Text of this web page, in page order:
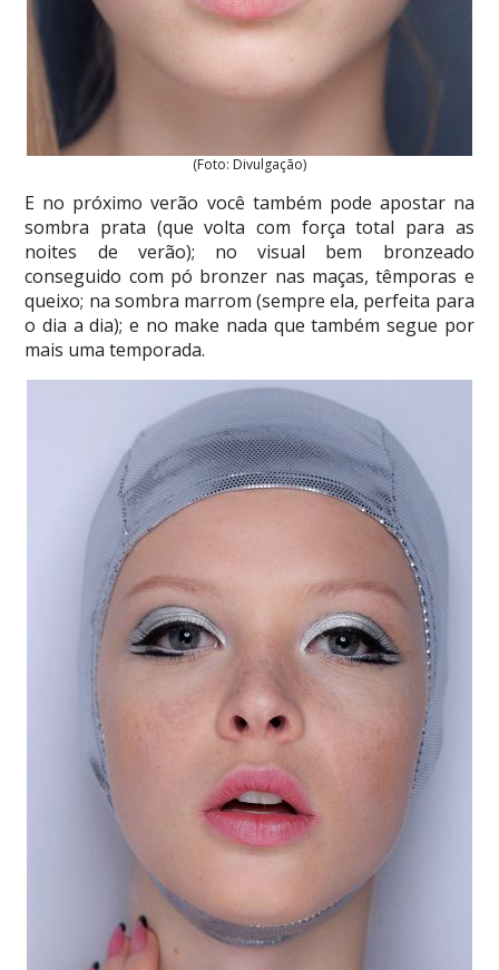
(Foto: Divulgação)
E no próximo verão você também pode apostar na
sombra prata (que volta com força total para as
noites de verão); no visual bem bronzeado
conseguido com pó bronzer nas maças, têmporas e
queixo; na sombra marrom (sempre ela, perfeita para
o dia a dia); e no make nada que também segue por
mais uma temporada.